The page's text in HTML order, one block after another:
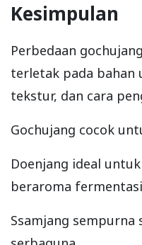
Kesimpulan
Perbedaan
terletak pada bahan
tekstur, dan cara
Gochujang cocok
Doenjang ideal
beraroma
Ssamjang sempurna